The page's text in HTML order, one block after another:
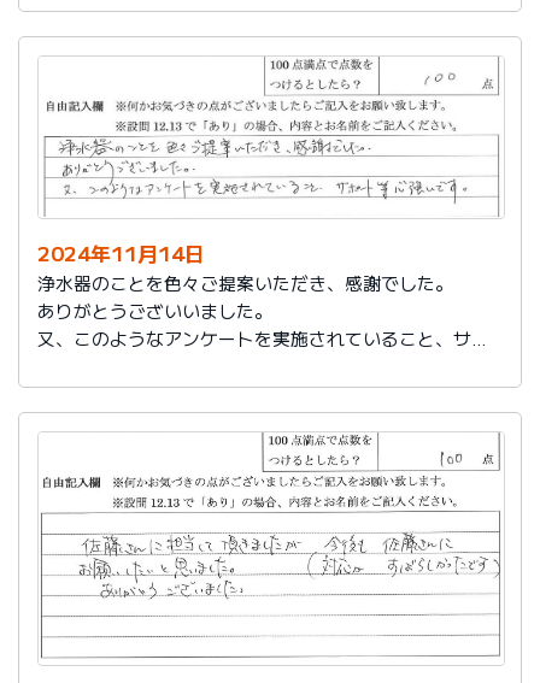
2024年11月14日
浄水器のことを色々ご提案いただき、感謝でした。
ありがとうございいました。
又、このようなアンケートを実施されていること、サポ